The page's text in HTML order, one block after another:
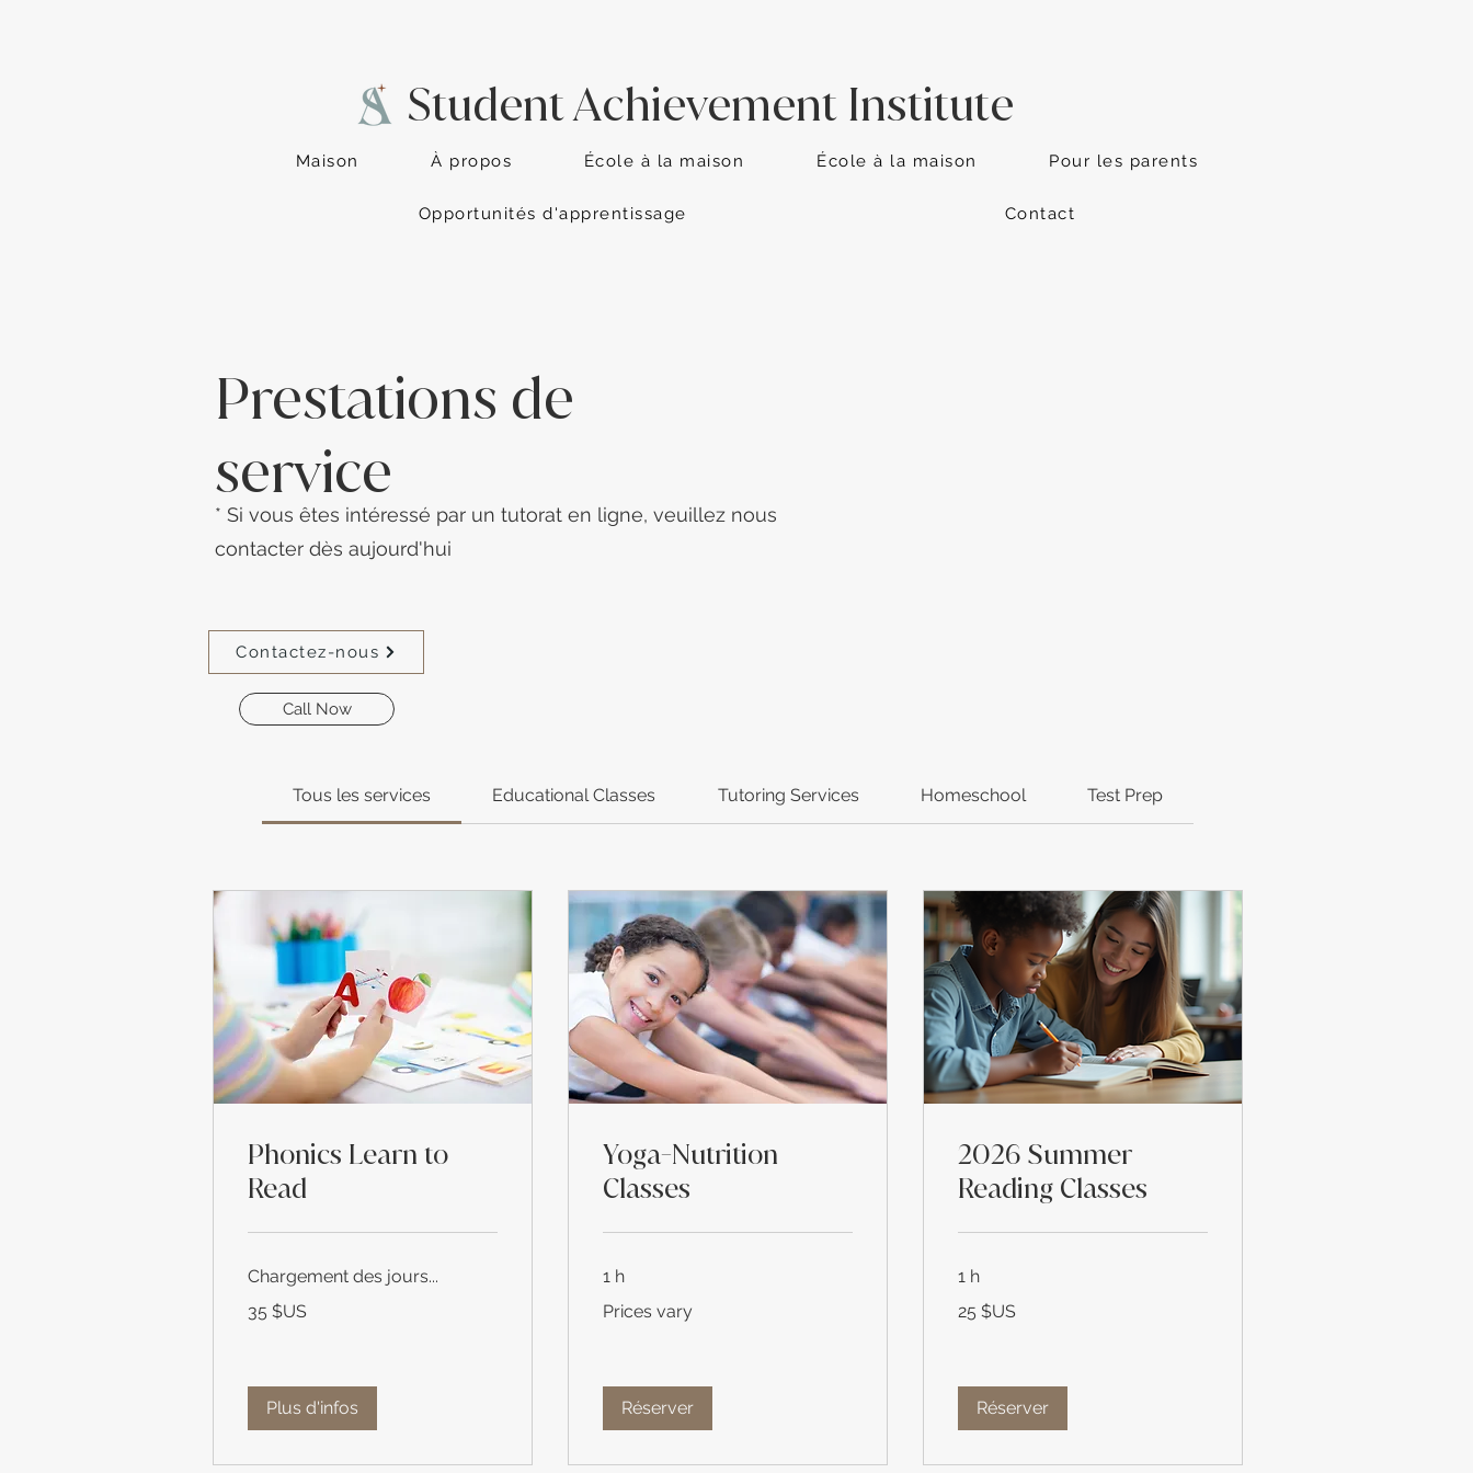
Student Achievement Institute
Maison À propos École à la maison École à la maison Pour les parents
Opportunités d'apprentissage Contact
Prestations de
service
* Si vous êtes intéressé par un tutorat en ligne, veuillez nous
contacter dès aujourd'hui
Contactez-nous
Tous les services Educational Classes Tutoring Services Homeschool Test Prep
Phonics Learn to
Read
Chargement des jours...
dollars
des
35 $US
Plus d'infos
Yoga-Nutrition
Classes
1 h
vary
Prices vary
Réserver
2026 Summer
Reading Classes
1 h
dollars
des
25 $US
Réserver
Call Now